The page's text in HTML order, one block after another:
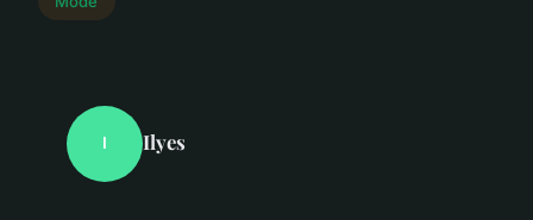
I Ilyes